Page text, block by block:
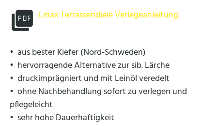
Linax Terrassendiele Verlegeanleitung
• aus bester Kiefer (Nord-Schweden)
• hervorragende Alternative zur sib. Lärche
• druckimprägniert und mit Leinöl veredelt
• ohne Nachbehandlung sofort zu verlegen und
pflegeleicht
• sehr hohe Dauerhaftigkeit